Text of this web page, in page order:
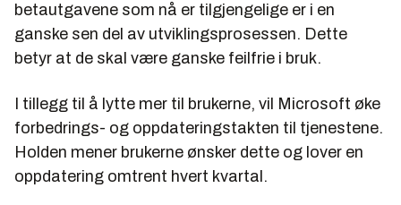
betautgavene som nå er tilgjengelige er i en
ganske sen del av utviklingsprosessen. Dette
betyr at de skal være ganske feilfrie i bruk.
I tillegg til å lytte mer til brukerne, vil Microsoft øke
forbedrings- og oppdateringstakten til tjenestene.
Holden mener brukerne ønsker dette og lover en
oppdatering omtrent hvert kvartal.